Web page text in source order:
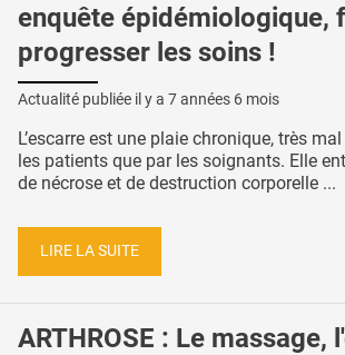
enquête épidémiologique,
progresser les soins !
Actualité publiée il y a 7 années 6 mois
L’escarre est une plaie chronique, très
les patients que par les soignants. Elle
de nécrose et de destruction corporelle ...
LIRE LA SUITE
ARTHROSE : Le massage,